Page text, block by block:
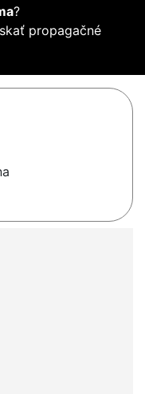
?
propagačné